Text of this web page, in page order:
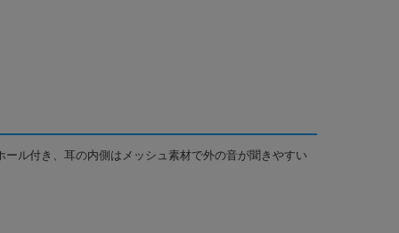
ル付き、耳の内側はメッシュ素材で外の音が聞きやすい